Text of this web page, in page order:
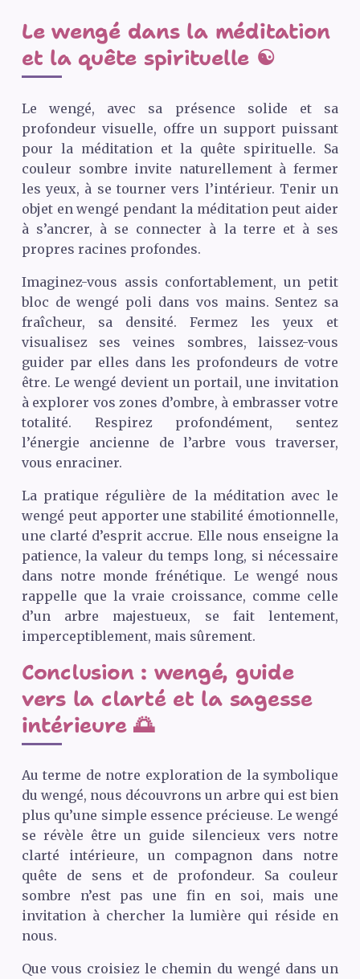
Le wengé dans la méditation
et la quête spirituelle ☯️
Le wengé, avec sa présence solide et sa
profondeur visuelle, offre un support puissant
pour la méditation et la quête spirituelle. Sa
couleur sombre invite naturellement à fermer
les yeux, à se tourner vers l’intérieur. Tenir un
objet en wengé pendant la méditation peut aider
à s’ancrer, à se connecter à la terre et à ses
propres racines profondes.
Imaginez-vous assis confortablement, un petit
bloc de wengé poli dans vos mains. Sentez sa
fraîcheur, sa densité. Fermez les yeux et
visualisez ses veines sombres, laissez-vous
guider par elles dans les profondeurs de votre
être. Le wengé devient un portail, une invitation
à explorer vos zones d’ombre, à embrasser votre
totalité. Respirez profondément, sentez
l’énergie ancienne de l’arbre vous traverser,
vous enraciner.
La pratique régulière de la méditation avec le
wengé peut apporter une stabilité émotionnelle,
une clarté d’esprit accrue. Elle nous enseigne la
patience, la valeur du temps long, si nécessaire
dans notre monde frénétique. Le wengé nous
rappelle que la vraie croissance, comme celle
d’un arbre majestueux, se fait lentement,
imperceptiblement, mais sûrement.
Conclusion : wengé, guide
vers la clarté et la sagesse
intérieure 🌅
Au terme de notre exploration de la symbolique
du wengé, nous découvrons un arbre qui est bien
plus qu’une simple essence précieuse. Le wengé
se révèle être un guide silencieux vers notre
clarté intérieure, un compagnon dans notre
quête de sens et de profondeur. Sa couleur
sombre n’est pas une fin en soi, mais une
invitation à chercher la lumière qui réside en
nous.
Que vous croisiez le chemin du wengé dans un